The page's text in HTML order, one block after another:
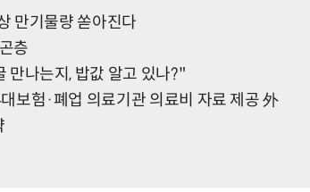
만기물량 쏟아진다
층
만나는지, 밥값 알고 있나?"
보험·폐업 의료기관 의료비 자료 제공 外